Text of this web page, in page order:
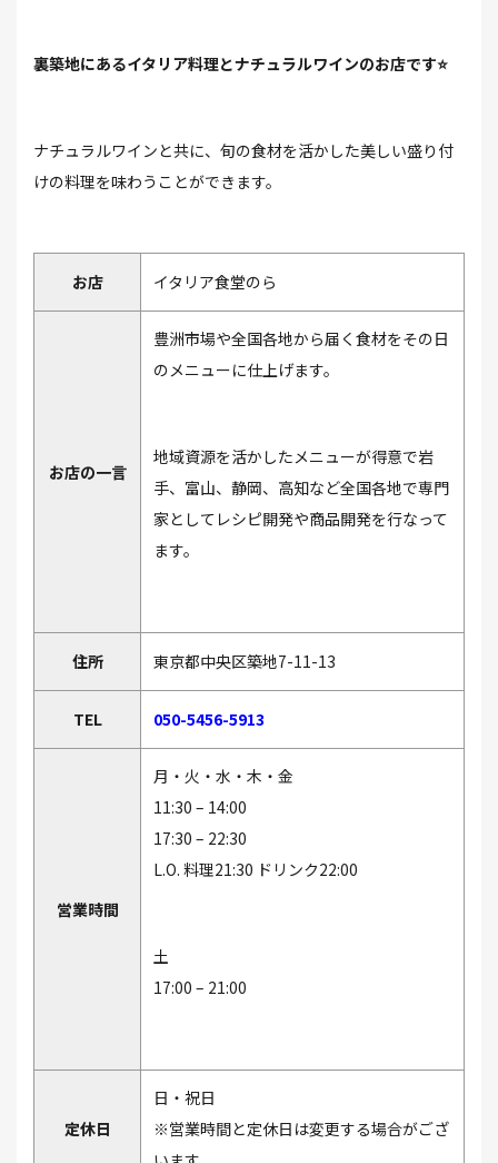
裏築地にあるイタリア料理とナチュラルワインのお店です⭐
ナチュラルワインと共に、旬の食材を活かした美しい盛り付
けの料理を味わうことができます。
お店 イタリア食堂のら
お店の一言
豊洲市場や全国各地から届く食材をその日
のメニューに仕上げます。
地域資源を活かしたメニューが得意で岩
手、富山、静岡、高知など全国各地で専門
家としてレシピ開発や商品開発を行なって
ます。
住所 東京都中央区築地7-11-13
TEL 050-5456-5913
営業時間
月・火・水・木・金
11:30 – 14:00
17:30 – 22:30
L.O. 料理21:30 ドリンク22:00
土
17:00 – 21:00
定休日
日・祝日
※営業時間と定休日は変更する場合がござ